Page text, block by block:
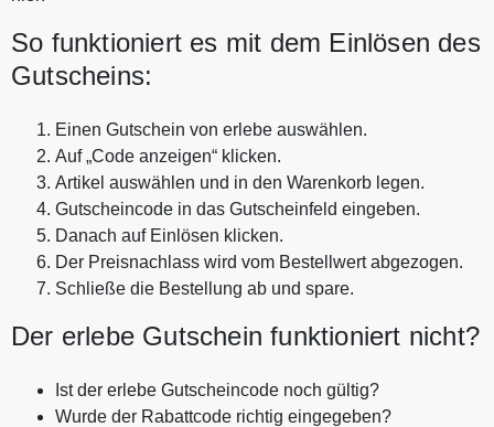
So funktioniert es mit dem Einlösen des
Gutscheins:
Einen Gutschein von erlebe auswählen.
Auf „Code anzeigen“ klicken.
Artikel auswählen und in den Warenkorb legen.
Gutscheincode in das Gutscheinfeld eingeben.
Danach auf Einlösen klicken.
Der Preisnachlass wird vom Bestellwert abgezogen.
Schließe die Bestellung ab und spare.
Der erlebe Gutschein funktioniert nicht?
Ist der erlebe Gutscheincode noch gültig?
Wurde der Rabattcode richtig eingegeben?